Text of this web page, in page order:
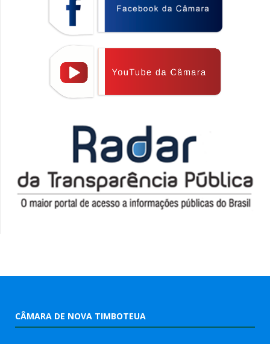
CÂMARA DE NOVA TIMBOTEUA